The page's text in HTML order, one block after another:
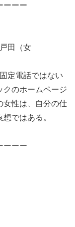
ーーー
田（女
定電話ではない
クのホームページ
女性は、自分の仕
ではある。
ーーー